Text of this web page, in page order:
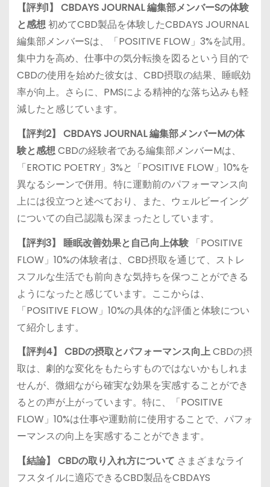
【評判1】 CBDAYS JOURNAL 編集部メンバーSの体験
と感想初めてCBD製品を体験したCBDAYS JOURNAL
編集部メンバーSは、「POSITIVE FLOW」3%を試用。
集中力を高め、仕事中の気分転換を図るという目的で
CBDの使用を始めた彼女は、CBD摂取の結果、睡眠効
率が向上。さらに、PMSによる精神的な落ち込みも軽
減したと感じています。
【評判2】 CBDAYS JOURNAL 編集部メンバーMの体
験と感想CBDの経験者である編集部メンバーMは、
「EROTIC POETRY」3%と「POSITIVE FLOW」10%を
異なるシーンで併用。特に運動前のパフォーマンス向
上には役立つと述べており、また、ウェルビーイング
についての自己認識も深まったとしています。
【評判3】 睡眠改善効果と自己向上体験「POSITIVE
FLOW」10%の体験者は、CBD摂取を通じて、ストレ
スフルな生活でも前向きな気持ちを保つことができる
ようになったと感じています。ここからは、
「POSITIVE FLOW」10%の具体的な評価と体験につい
て紹介します。
【評判4】 CBDの摂取とパフォーマンス向上CBDの摂
取は、劇的な変化をもたらすものではないかもしれま
せんが、微細ながら確実な効果を実感することができ
るとの声が上がっています。特に、「POSITIVE
FLOW」10%は仕事や運動前に使用することで、パフォ
ーマンスの向上を実感することができます。
【結論】 CBDの取り入れ方について さまざまなライ
フスタイルに適応できるCBD製品をCBDAYS